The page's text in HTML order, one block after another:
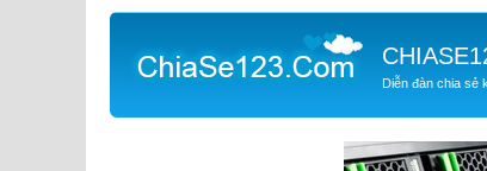
Diễn đàn chia sẻ